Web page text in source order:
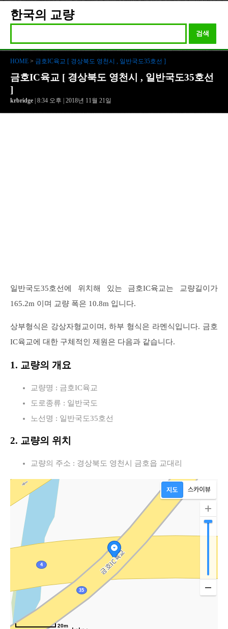
한국의 교량
검색
HOME > 금호IC육교 [ 경상북도 영천시 , 일반국도35호선 ]
금호IC육교 [ 경상북도 영천시 , 일반국도35호선
]
krbridge | 8:34 오후 | 2018년 11월 21일
일반국도35호선에 위치해 있는 금호IC육교는 교량길이가
165.2m 이며 교량 폭은 10.8m 입니다.
상부형식은 강상자형교이며, 하부 형식은 라멘식입니다. 금호
IC육교에 대한 구체적인 제원은 다음과 같습니다.
1. 교량의 개요
교량명 : 금호IC육교
도로종류 : 일반국도
노선명 : 일반국도35호선
2. 교량의 위치
교량의 주소 : 경상북도 영천시 금호읍 교대리
20m